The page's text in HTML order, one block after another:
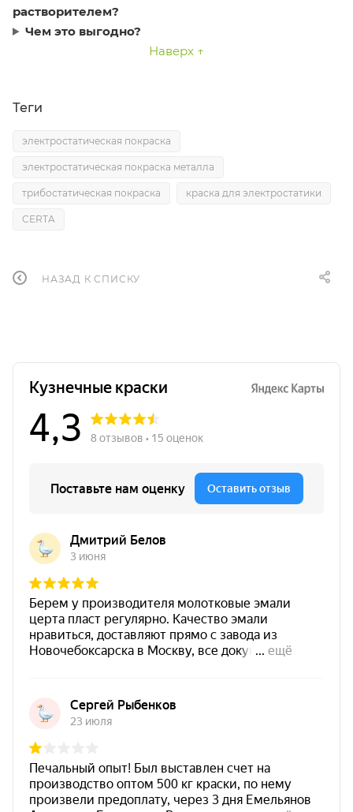
растворителем?
Чем это выгодно?
Наверх ↑
Теги
электростатическая покраска
электростатическая покраска металла
трибостатическая покраска краска для электростатики
CERTA
НАЗАД К СПИСКУ